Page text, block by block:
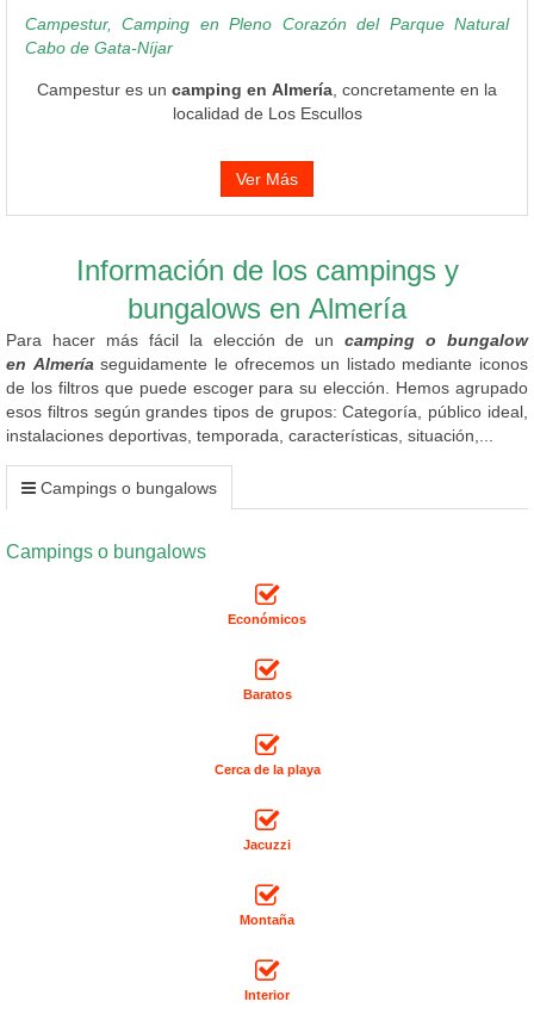
Campestur, Camping en Pleno Corazón del Parque Natural
Cabo de Gata-Níjar
Campestur es un camping en Almería , concretamente en la
localidad de Los Escullos
Ver Más
Información de los campings y
bungalows en Almería
Para hacer más fácil la elección de uncamping o bungalow
en Almería seguidamente le ofrecemos un listado mediante iconos
de los filtros que puede escoger para su elección. Hemos agrupado
esos filtros según grandes tipos de grupos: Categoría, público ideal,
instalaciones deportivas, temporada, características, situación,...
Campings o bungalows
Campings o bungalows
Económicos
Baratos
Cerca de la playa
Jacuzzi
Montaña
Interior